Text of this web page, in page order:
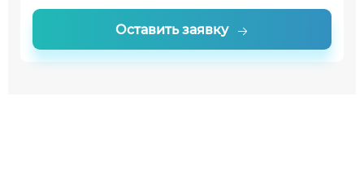
Оставить заявку